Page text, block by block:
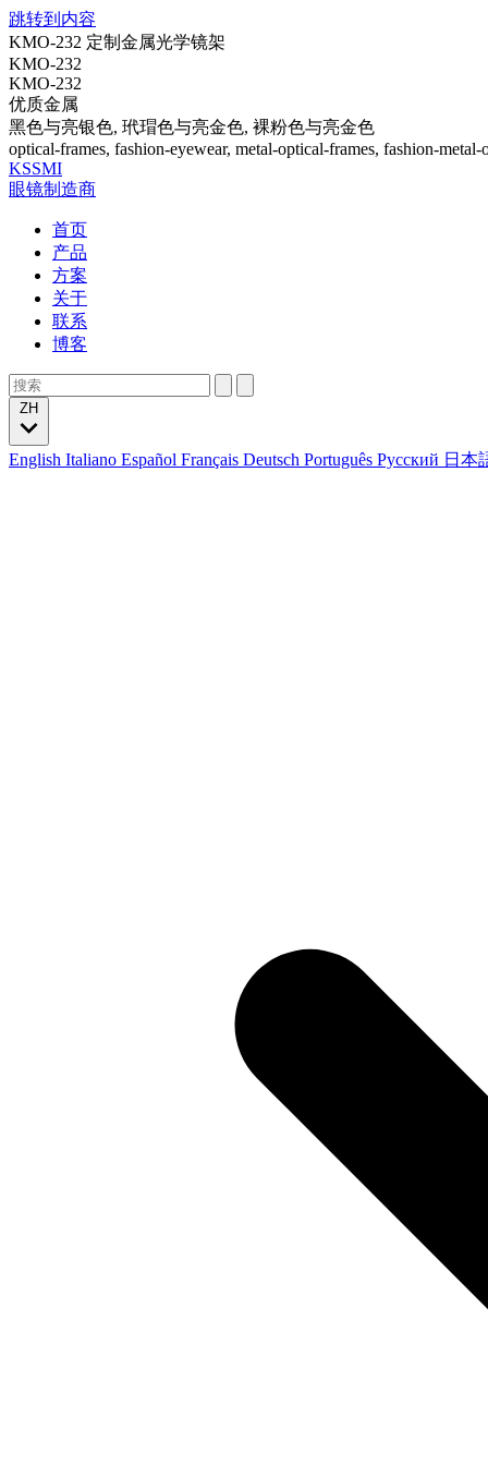
跳转到内容
KMO-232 定制金属光学镜架
KMO-232
KMO-232
优质金属
黑色与亮银色, 玳瑁色与亮金色, 裸粉色与亮金色
optical-frames, fashion-eyewear, metal-optical-frames, fashion-metal-
KSSMI
眼镜制造商
首页
产品
方案
关于
联系
博客
English Italiano Español Français Deutsch Português Русский 日本